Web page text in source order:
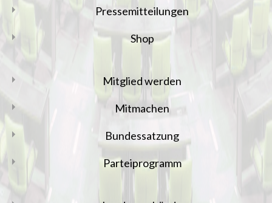
Pressemitteilungen
Shop
Mitglied werden
Mitmachen
Bundessatzung
Parteiprogramm